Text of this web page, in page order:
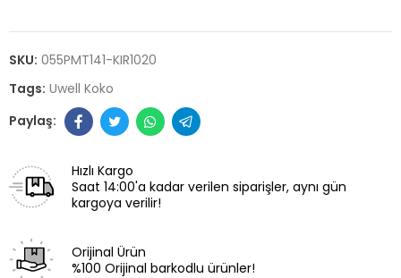
SKU: 055PMT141-KIR1020
Tags: Uwell Koko
Hızlı Kargo
Saat 14:00'a kadar verilen siparişler, aynı gün
kargoya verilir!
Orijinal Ürün
%100 Orijinal barkodlu ürünler!